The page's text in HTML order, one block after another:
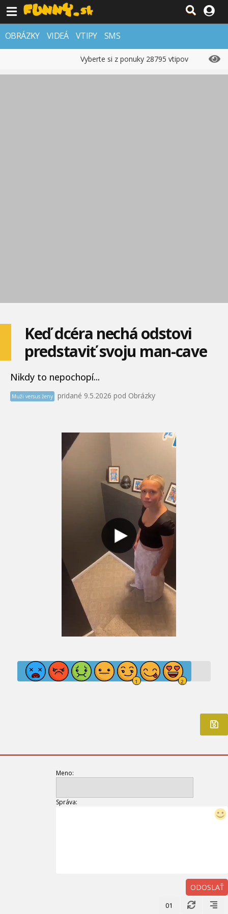
OBRÁZKY VIDEÁ VTIPY SMS
Vyberte si z ponuky 28795 vtipov
Keď dcéra nechá odstovi
predstaviť svoju man-cave
Nikdy to nepochopí...
Muži versus ženy pridané 9.5.2026 pod Obrázky
Meno:
Správa:
ODOSLAŤ
01